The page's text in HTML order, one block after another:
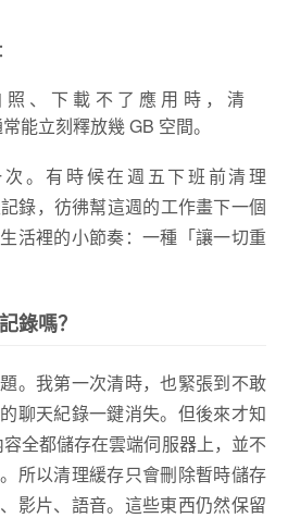
：
、下載不了應用時，清
能立刻釋放幾 GB 空間。
。有時候在週五下班前清理
錄，彷彿幫這週的工作畫下一個
活裡的小節奏：一種「讓一切重
錄嗎？
。我第一次清時，也緊張到不敢
聊天紀錄一鍵消失。但後來才知
全都儲存在雲端伺服器上，並不
所以清理緩存只會刪除暫時儲存
影片、語音。這些東西仍然保留